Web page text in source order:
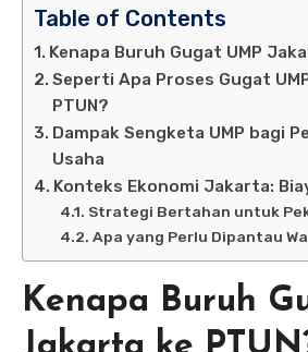
Table of Contents
Kenapa Buruh Gugat UMP
Seperti Apa Proses Gugat
PTUN?
Dampak Sengketa UMP bagi
Usaha
Konteks Ekonomi Jakarta:
Strategi Bertahan untuk
Apa yang Perlu Dipantau
Kenapa Buruh